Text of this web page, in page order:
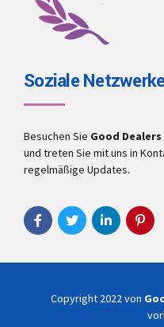
Soziale
Besuchen Sie Good Dealers
und treten Sie mit uns in
regelmäßige Updates.
Copyright 2022 von